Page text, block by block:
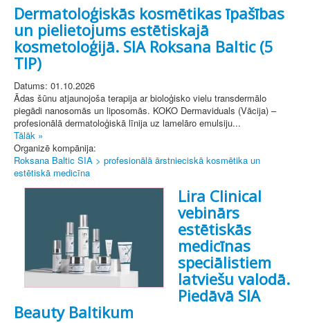
Dermatoloģiskās kosmētikas īpašības
un pielietojums estētiskajā
kosmetoloģijā. SIA Roksana Baltic (5
TIP)
Datums: 01.10.2026
Ādas šūnu atjaunojoša terapija ar bioloģisko vielu transdermālo
piegādi nanosomās un liposomās. KOKO Dermaviduals (Vācija) –
profesionālā dermatoloģiskā līnija uz lamelāro emulsiju...
Tālāk »
Organizē kompānija:
Roksana Baltic SIA > profesionālā ārstnieciskā kosmētika un
estētiskā medicīna
Lira Clinical
vebinārs
estētiskās
medicīnas
speciālistiem
latviešu valodā.
Piedāvā SIA
Beauty Baltikum